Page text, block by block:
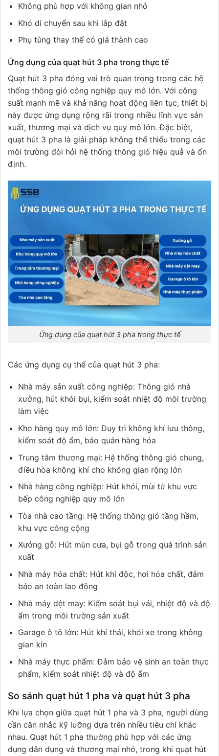
Không phù hợp với không gian nhỏ
Khó di chuyển sau khi lắp đặt
Phụ tùng thay thế có giá thành cao
Ứng dụng của quạt hút 3 pha trong thực tế
Quạt hút 3 pha đóng vai trò quan trọng trong các hệ
thống thông gió công nghiệp quy mô lớn. Với công
suất mạnh mẽ và khả năng hoạt động liên tục, thiết bị
này được ứng dụng rộng rãi trong nhiều lĩnh vực sản
xuất, thương mại và dịch vụ quy mô lớn. Đặc biệt,
quạt hút 3 pha là giải pháp không thể thiếu trong các
môi trường đòi hỏi hệ thống thông gió hiệu quả và ổn
định.
Ứng dụng của quạt hút 3 pha trong thực tế
Các ứng dụng cụ thể của quạt hút 3 pha:
Nhà máy sản xuất công nghiệp: Thông gió nhà
xưởng, hút khói bụi, kiểm soát nhiệt độ môi trường
làm việc
Kho hàng quy mô lớn: Duy trì không khí lưu thông,
kiểm soát độ ẩm, bảo quản hàng hóa
Trung tâm thương mại: Hệ thống thông gió chung,
điều hòa không khí cho không gian rộng lớn
Nhà hàng công nghiệp: Hút khói, mùi từ khu vực
bếp công nghiệp quy mô lớn
Tòa nhà cao tầng: Hệ thống thông gió tầng hầm,
khu vực công cộng
Xưởng gỗ: Hút mùn cưa, bụi gỗ trong quá trình sản
xuất
Nhà máy hóa chất: Hút khí độc, hơi hóa chất, đảm
bảo an toàn lao động
Nhà máy dệt may: Kiểm soát bụi vải, nhiệt độ và độ
ẩm trong môi trường sản xuất
Garage ô tô lớn: Hút khí thải, khói xe trong không
gian kín
Nhà máy thực phẩm: Đảm bảo vệ sinh an toàn thực
phẩm, kiểm soát nhiệt độ và độ ẩm
So sánh quạt hút 1 pha và quạt hút 3 pha
Khi lựa chọn giữa quạt hút 1 pha và 3 pha, người dùng
cần cân nhắc kỹ lưỡng dựa trên nhiều tiêu chí khác
nhau. Quạt hút 1 pha thường phù hợp với các ứng
dụng dân dụng và thương mại nhỏ, trong khi quạt hút